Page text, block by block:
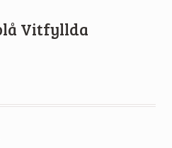
Vitfyllda